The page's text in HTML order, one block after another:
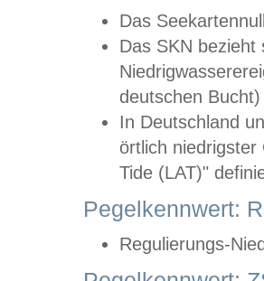
Das
Das SKN
deutschen
In Deutschland
örtlich
Tide (LAT)"
Pegelkennwert:
Regulierungs-